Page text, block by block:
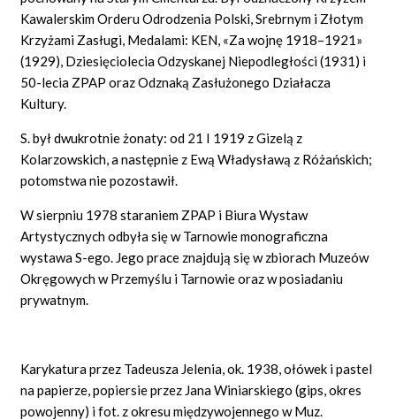
Kawalerskim Orderu Odrodzenia Polski, Srebrnym i Złotym
Krzyżami Zasługi, Medalami: KEN, «Za wojnę 1918–1921»
(1929), Dziesięciolecia Odzyskanej Niepodległości (1931) i
50-lecia ZPAP oraz Odznaką Zasłużonego Działacza
Kultury.
S. był dwukrotnie żonaty: od 21 I 1919 z Gizelą z
Kolarzowskich, a następnie z Ewą Władysławą z Różańskich;
potomstwa nie pozostawił.
W sierpniu 1978 staraniem ZPAP i Biura Wystaw
Artystycznych odbyła się w Tarnowie monograficzna
wystawa S-ego. Jego prace znajdują się w zbiorach Muzeów
Okręgowych w Przemyślu i Tarnowie oraz w posiadaniu
prywatnym.
Karykatura przez Tadeusza Jelenia, ok. 1938, ołówek i pastel
na papierze, popiersie przez Jana Winiarskiego (gips, okres
powojenny) i fot. z okresu międzywojennego w Muz.